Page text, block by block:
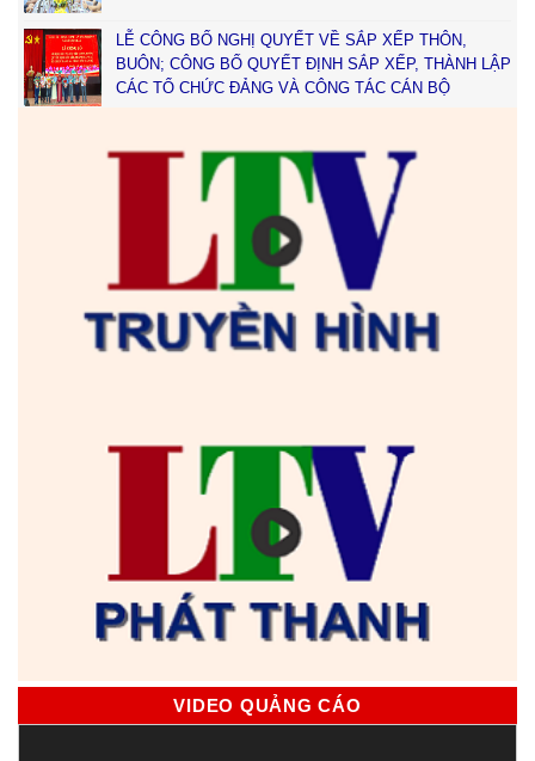
LỄ CÔNG BỐ NGHỊ QUYẾT VỀ SẮP XẾP THÔN,
BUÔN; CÔNG BỐ QUYẾT ĐỊNH SẮP XẾP, THÀNH LẬP
CÁC TỔ CHỨC ĐẢNG VÀ CÔNG TÁC CÁN BỘ
VIDEO QUẢNG CÁO